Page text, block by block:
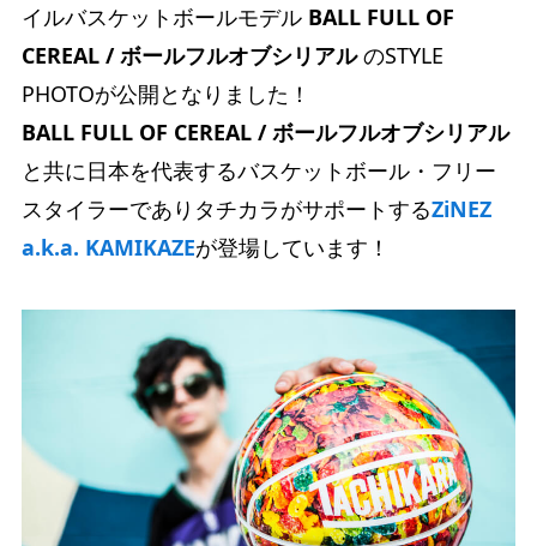
イルバスケットボールモデル BALL FULL OF
CEREAL / ボールフルオブシリアルのSTYLE
PHOTOが公開となりました！
BALL FULL OF CEREAL / ボールフルオブシリアル
と共に日本を代表するバスケットボール・フリー
スタイラーでありタチカラがサポートするZiNEZ
a.k.a. KAMIKAZEが登場しています！